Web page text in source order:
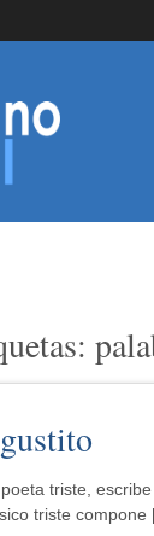
triste,
triste